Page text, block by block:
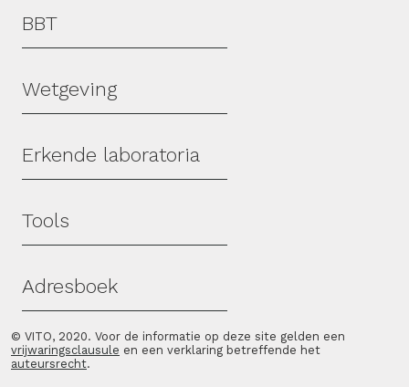
Hoofdmenu
BBT
Wetgeving
Erkende laboratoria
Tools
Adresboek
© VITO, 2020. Voor de informatie op deze site gelden een
vrijwaringsclausule en een verklaring betreffende het
auteursrecht.